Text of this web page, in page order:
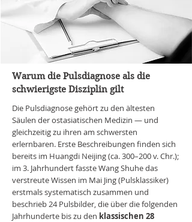
Warum die Pulsdiagnose als die
schwierigste Disziplin gilt
Die Pulsdiagnose gehört zu den ältesten
Säulen der ostasiatischen Medizin — und
gleichzeitig zu ihren am schwersten
erlernbaren. Erste Beschreibungen finden sich
bereits im Huangdi Neijing (ca. 300–200 v. Chr.);
im 3. Jahrhundert fasste Wang Shuhe das
verstreute Wissen im Mai Jing (Pulsklassiker)
erstmals systematisch zusammen und
beschrieb 24 Pulsbilder, die über die folgenden
Jahrhunderte bis zu den klassischen 28